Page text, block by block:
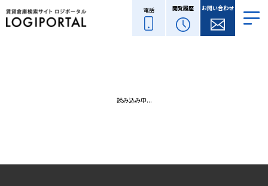
電話 閲覧履歴 お問い合わせ
読み込み中...